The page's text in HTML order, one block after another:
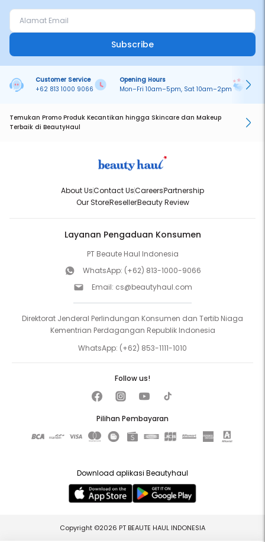
Subscribe
Customer Service
+62 813 1000 9066
Opening Hours
Mon–Fri 10am–5pm, Sat 10am–2pm
Temukan Promo Produk Kecantikan hingga Skincare dan Makeup
Terbaik di BeautyHaul
About UsContact UsCareersPartnership
Our StoreResellerBeauty Review
Layanan Pengaduan Konsumen
PT Beaute Haul Indonesia
WhatsApp: (+62) 813-1000-9066
Email: cs@beautyhaul.com
Direktorat Jenderal Perlindungan Konsumen dan Tertib Niaga
Kementrian Perdagangan Republik Indonesia
WhatsApp: (+62) 853-1111-1010
Pilihan Pembayaran
Follow us!
Download aplikasi Beautyhaul
Copyright ©2026 PT BEAUTE HAUL INDONESIA